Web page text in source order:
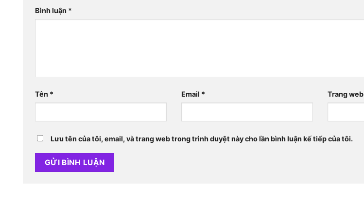
Bình luận *
Tên * Email * Trang web
Lưu tên của tôi, email, và trang web trong trình duyệt này cho lần bình luận kế tiếp của tôi.